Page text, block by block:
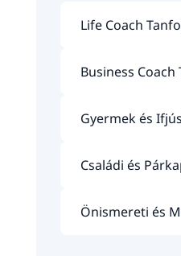
Life Coach
Business Coach
Gyermek és
Családi és
Önismereti és